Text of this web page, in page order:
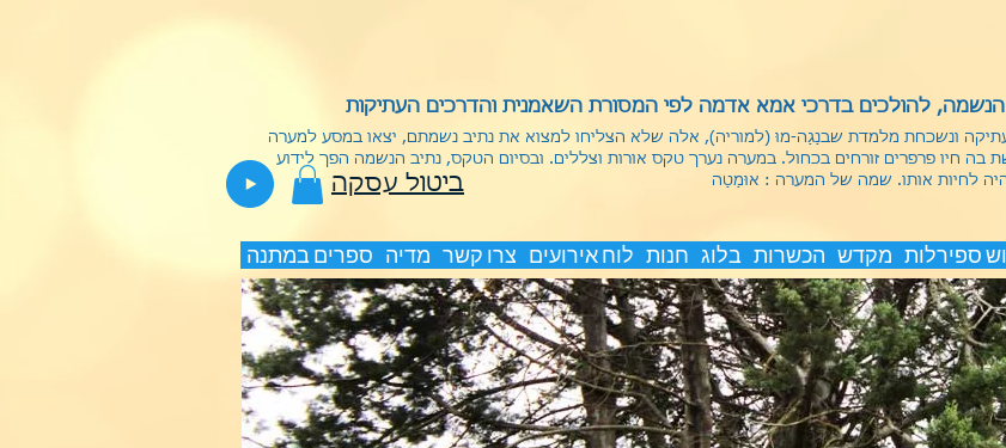
ביטול עסקה
להולכים בדרכי אמא אדמה לפי המסורת השאמנית והדרכים העתיקות
ונשכחת מלמדת שבנַגַה-מוּ (למוריה), אלה שלא הצליחו למצוא את נתיב נשמתם, יצאו במסע למערה
בה חיו פרפרים זורחים בכחול. במערה נערך טקס אורות וצללים. ובסיום הטקס, נתיב הנשמה הפך לידוע
לחיות אותו. שמה של המערה : אוּמַטַה
ספרים במתנה מדיה צרו קשר לוח אירועים חנות בלוג הכשרות מקדש ספירלות